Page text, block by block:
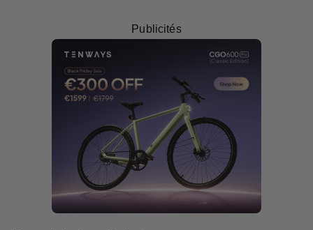
Publicités